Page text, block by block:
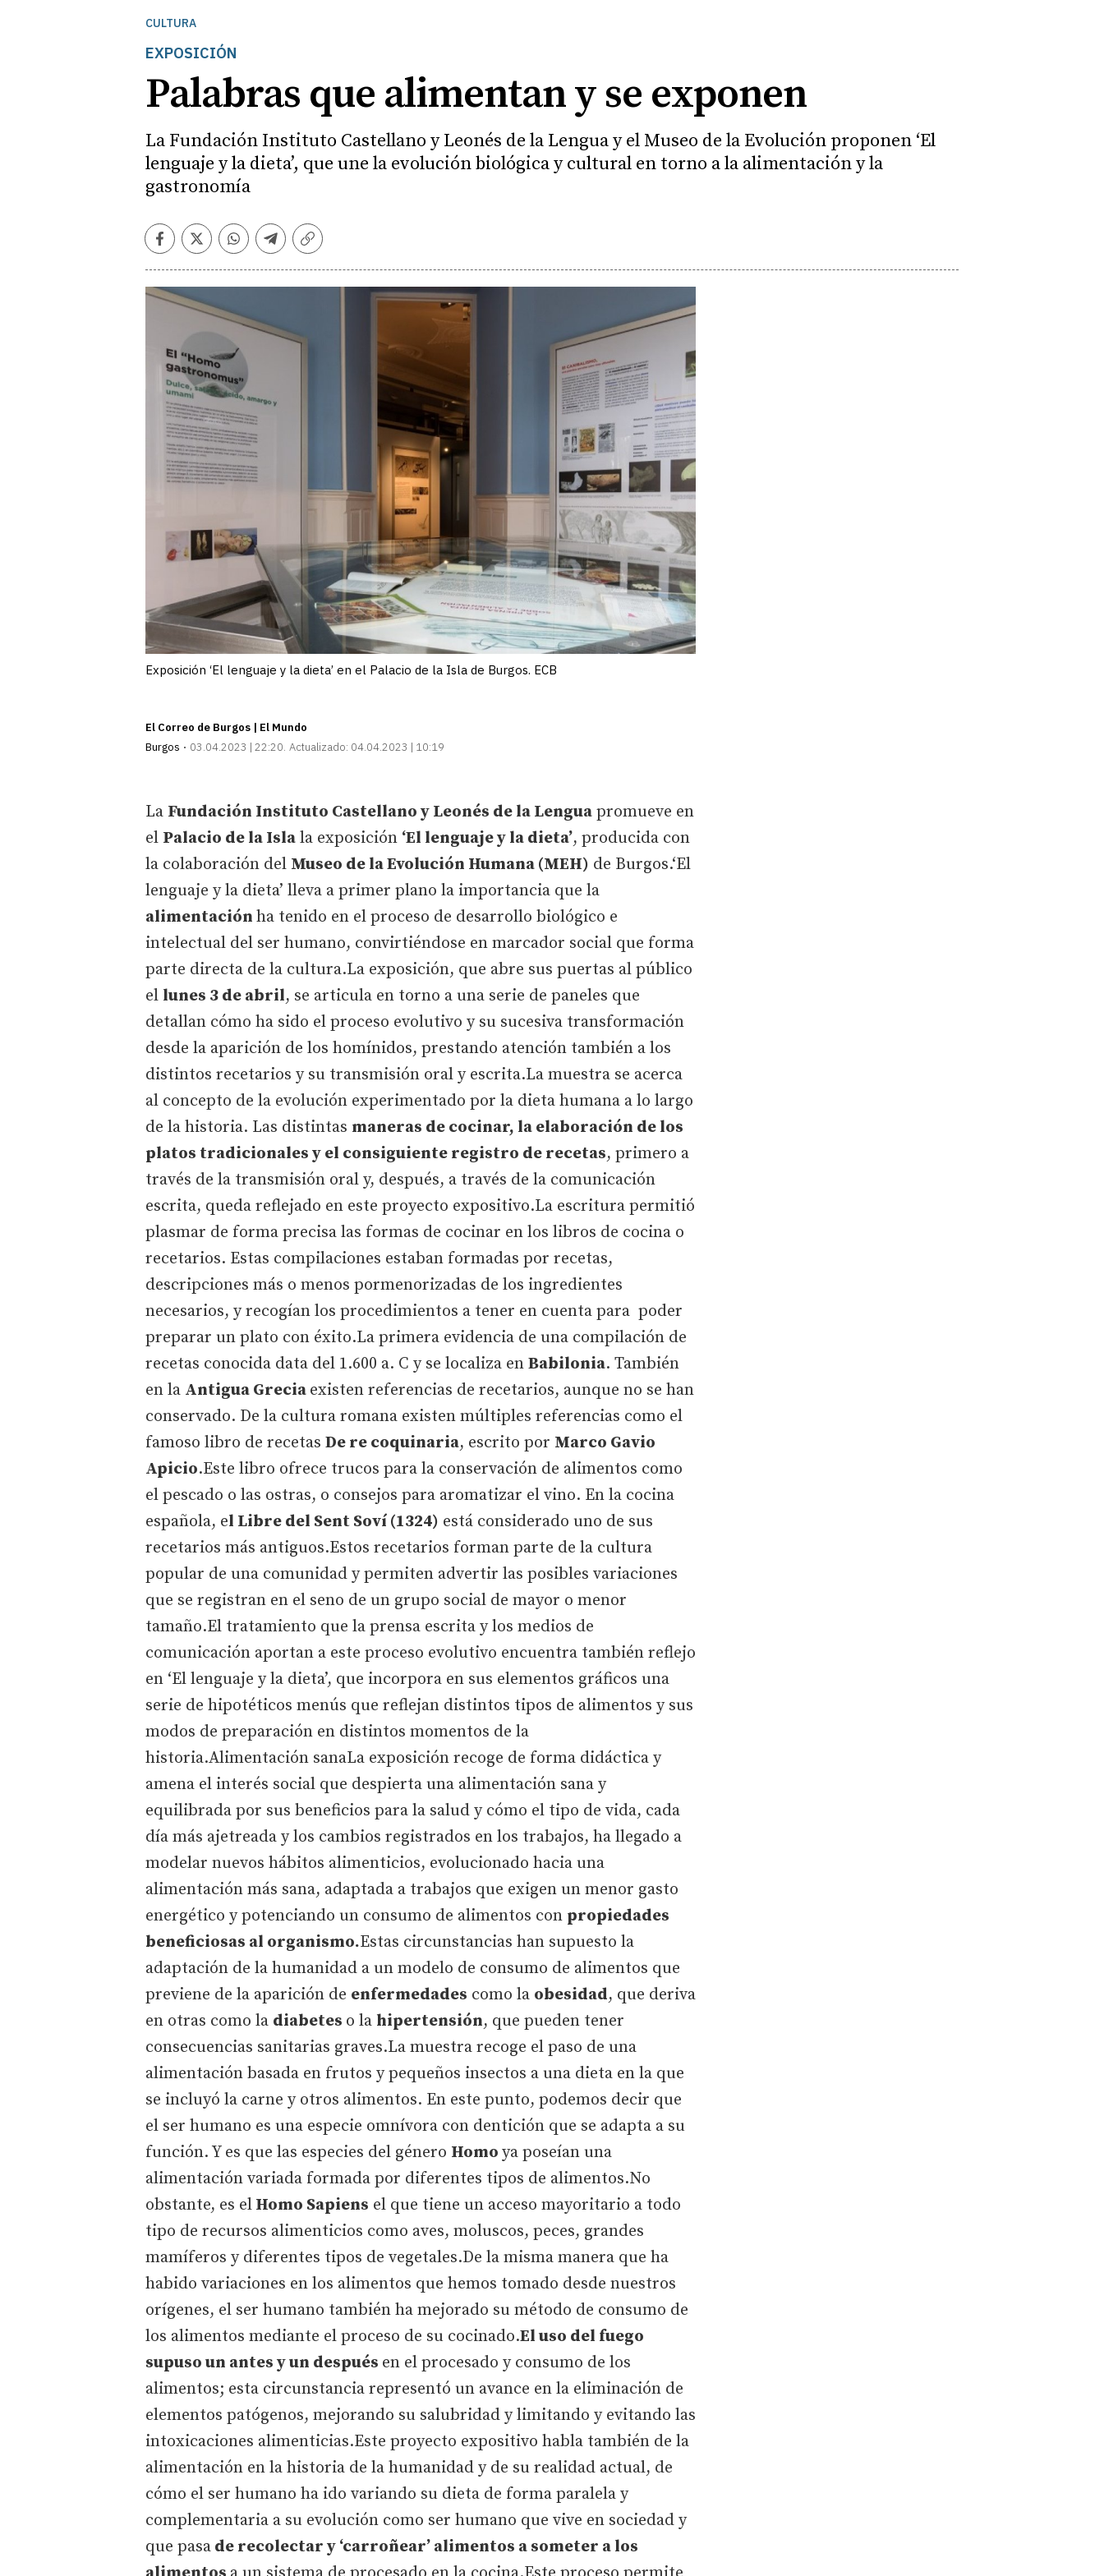
CULTURA
EXPOSICIÓN
Palabras que alimentan y se exponen
La Fundación Instituto Castellano y Leonés de la Lengua y el Museo de la Evolución proponen ‘El
lenguaje y la dieta’, que une la evolución biológica y cultural en torno a la alimentación y la
gastronomía
Facebook
TwitterWhatsapp
Telegram
Copiar
Exposición ‘El lenguaje y la dieta’ en el Palacio de la Isla de Burgos. ECB
El Correo de Burgos | El Mundo
Burgos
03.04.2023 | 22:20 Actualizado: 04.04.2023 | 10:19
La Fundación Instituto Castellano y Leonés de la Lengua promueve en
el Palacio de la Isla la exposición ‘El lenguaje y la dieta’, producida con
la colaboración del Museo de la Evolución Humana (MEH) de Burgos.‘El
lenguaje y la dieta’ lleva a primer plano la importancia que la
alimentación ha tenido en el proceso de desarrollo biológico e
intelectual del ser humano, convirtiéndose en marcador social que forma
parte directa de la cultura.La exposición, que abre sus puertas al público
el lunes 3 de abril, se articula en torno a una serie de paneles que
detallan cómo ha sido el proceso evolutivo y su sucesiva transformación
desde la aparición de los homínidos, prestando atención también a los
distintos recetarios y su transmisión oral y escrita.La muestra se acerca
al concepto de la evolución experimentado por la dieta humana a lo largo
de la historia. Las distintas maneras de cocinar, la elaboración de los
platos tradicionales y el consiguiente registro de recetas, primero a
través de la transmisión oral y, después, a través de la comunicación
escrita, queda reflejado en este proyecto expositivo.La escritura permitió
plasmar de forma precisa las formas de cocinar en los libros de cocina o
recetarios. Estas compilaciones estaban formadas por recetas,
descripciones más o menos pormenorizadas de los ingredientes
necesarios, y recogían los procedimientos a tener en cuenta para poder
preparar un plato con éxito.La primera evidencia de una compilación de
recetas conocida data del 1.600 a. C y se localiza en Babilonia. También
en la Antigua Grecia existen referencias de recetarios, aunque no se han
conservado. De la cultura romana existen múltiples referencias como el
famoso libro de recetas De re coquinaria, escrito por Marco Gavio
Apicio.Este libro ofrece trucos para la conservación de alimentos como
el pescado o las ostras, o consejos para aromatizar el vino. En la cocina
española, el Libre del Sent Soví (1324) está considerado uno de sus
recetarios más antiguos.Estos recetarios forman parte de la cultura
popular de una comunidad y permiten advertir las posibles variaciones
que se registran en el seno de un grupo social de mayor o menor
tamaño.El tratamiento que la prensa escrita y los medios de
comunicación aportan a este proceso evolutivo encuentra también reflejo
en ‘El lenguaje y la dieta’, que incorpora en sus elementos gráficos una
serie de hipotéticos menús que reflejan distintos tipos de alimentos y sus
modos de preparación en distintos momentos de la
historia.Alimentación sanaLa exposición recoge de forma didáctica y
amena el interés social que despierta una alimentación sana y
equilibrada por sus beneficios para la salud y cómo el tipo de vida, cada
día más ajetreada y los cambios registrados en los trabajos, ha llegado a
modelar nuevos hábitos alimenticios, evolucionado hacia una
alimentación más sana, adaptada a trabajos que exigen un menor gasto
energético y potenciando un consumo de alimentos con propiedades
beneficiosas al organismo.Estas circunstancias han supuesto la
adaptación de la humanidad a un modelo de consumo de alimentos que
previene de la aparición de enfermedades como la obesidad, que deriva
en otras como la diabetes o la hipertensión, que pueden tener
consecuencias sanitarias graves.La muestra recoge el paso de una
alimentación basada en frutos y pequeños insectos a una dieta en la que
se incluyó la carne y otros alimentos. En este punto, podemos decir que
el ser humano es una especie omnívora con dentición que se adapta a su
función. Y es que las especies del género Homo ya poseían una
alimentación variada formada por diferentes tipos de alimentos.No
obstante, es el Homo Sapiens el que tiene un acceso mayoritario a todo
tipo de recursos alimenticios como aves, moluscos, peces, grandes
mamíferos y diferentes tipos de vegetales.De la misma manera que ha
habido variaciones en los alimentos que hemos tomado desde nuestros
orígenes, el ser humano también ha mejorado su método de consumo de
los alimentos mediante el proceso de su cocinado.El uso del fuego
supuso un antes y un después en el procesado y consumo de los
alimentos; esta circunstancia representó un avance en la eliminación de
elementos patógenos, mejorando su salubridad y limitando y evitando las
intoxicaciones alimenticias.Este proyecto expositivo habla también de la
alimentación en la historia de la humanidad y de su realidad actual, de
cómo el ser humano ha ido variando su dieta de forma paralela y
complementaria a su evolución como ser humano que vive en sociedad y
que pasa de recolectar y ‘carroñear’ alimentos a someter a los